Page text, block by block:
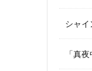
シャ
「真